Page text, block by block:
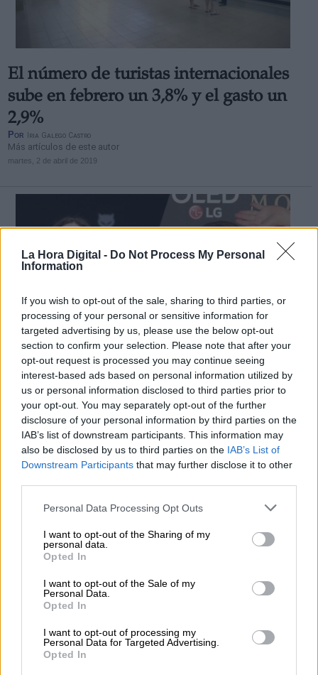
La Hora Digital - Do Not Process My Personal
Information
If you wish to opt-out of the sale, sharing to third parties, or
processing of your personal or sensitive information for
targeted advertising by us, please use the below opt-out
section to confirm your selection. Please note that after your
opt-out request is processed you may continue seeing
interest-based ads based on personal information utilized by
us or personal information disclosed to third parties prior to
your opt-out. You may separately opt-out of the further
disclosure of your personal information by third parties on the
IAB’s list of downstream participants. This information may
also be disclosed by us to third parties on the IAB’s List of
Downstream Participants that may further disclose it to other
Personal Data Processing Opt Outs
I want to opt-out of the Sharing of my
personal data.
Opted In
I want to opt-out of the Sale of my
Personal Data.
Opted In
I want to opt-out of processing my
Personal Data for Targeted Advertising.
Opted In
El número de turistas internacionales
sube en febrero un 3,8% y el gasto un
2,9%
Por Iria Galego Castro
Más artículos de este autor
martes, 2 de abril de 2019
Loles Leon critica a su compañera Victoria Abril, &quot;ni con la edad se le quita
la tontuna&quot;
Notre Dame resiste al incendio y
Francia respira aliviada
PorJose Luis Martín
Más artículos de este autor